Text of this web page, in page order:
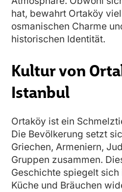
hat, bewahrt Ortaköy
osmanischen Charme
historischen Identität.
Kultur von
Istanbul
Ortaköy ist ein
Die Bevölkerung setzt
Griechen, Armeniern,
Gruppen zusammen.
Geschichte spiegelt sich
Küche und Bräuchen